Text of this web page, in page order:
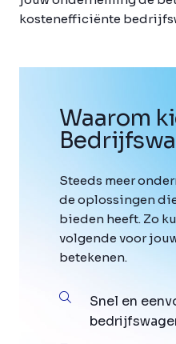
kostenefficiënte
Waarom
Steeds meer
de oplossingen
bieden heeft. Zo
volgende voor
betekenen.
Snel en